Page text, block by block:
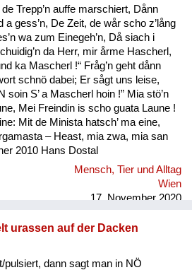
Trepp’n auffe marschiert, Dånn
a gess’n, De Zeit, de wår scho z’lång
wa zum Einegeh’n, Då siach i
da Herr, mir årme Hascherl,
ka Mascherl !“ Fråg’n geht dånn
schnö dabei; Er sågt uns leise,
soin S’ a Mascherl hoin !” Mia stö’n
Mei Freindin is scho guata Laune !
Mit de Minista hatsch’ ma eine,
– Heast, mia zwa, mia san
2010 Hans Dostal
Mensch, Tier und Alltag
Wien
17. November 2020
urassen auf der Dacken
pulsiert, dann sagt man in NÖ